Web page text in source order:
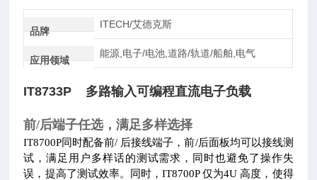
品牌
ITECH/艾德克斯
应用领域
能源,电子/电池,道路/轨道/船舶,电气
IT8733P 多路输入可编程直流电子负载
前/后端子任选，满足多样选择
IT8700P同时配备前/ 后接线端子，前/后面板均可以接线测
试，满足用户多样话的测试需求，同时也避免了操作失
误，提高了测试效率。同时，IT8700P 仅为4U 高度，使得